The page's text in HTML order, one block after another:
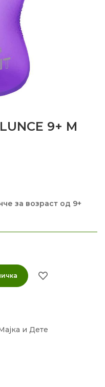
9+ M
за возраст од 9+
и Дете